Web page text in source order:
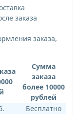
заказа
заказа,
Сумма
заказа
более 10000
рублей
Бесплатно